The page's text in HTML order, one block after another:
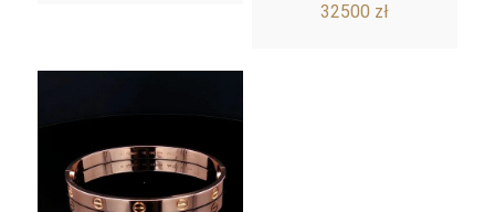
32500 zł